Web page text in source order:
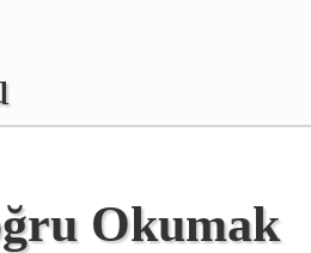
Okumak